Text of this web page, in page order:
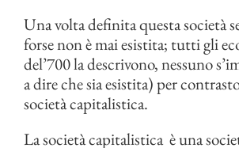
Una volta definita questa società
forse non è mai esistita; tutti gli
del’700 la descrivono, nessuno
a dire che sia esistita) per
società capitalistica.
La società capitalistica è una